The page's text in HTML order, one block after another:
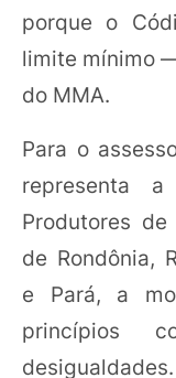
porque o
limite mínimo
do MMA.
Para o
representa a
Produtores
de Rondônia,
e Pará, a
princípios
desigualdades.